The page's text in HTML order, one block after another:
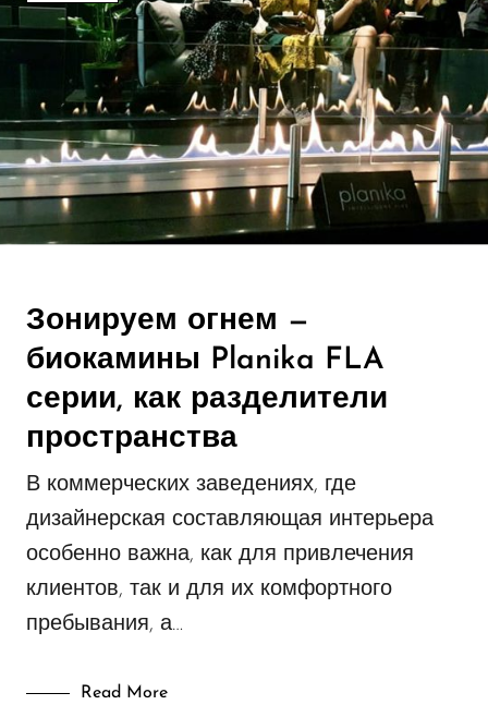
Зонируем огнем —
биокамины Planika FLA
серии, как разделители
пространства
В коммерческих заведениях, где
дизайнерская составляющая интерьера
особенно важна, как для привлечения
клиентов, так и для их комфортного
пребывания, а…
Read More